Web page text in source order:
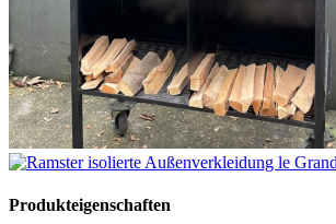
Produkteigenschaften